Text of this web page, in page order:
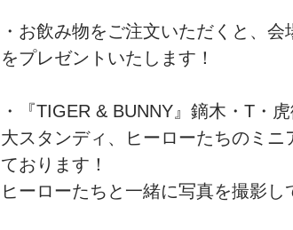
・お飲み物をご注文いただくと、
をプレゼントいたします！
・『TIGER & BUNNY』鏑木・T・
大スタンディ、ヒーローたちのミ
ております！
ヒーローたちと一緒に写真を撮影し